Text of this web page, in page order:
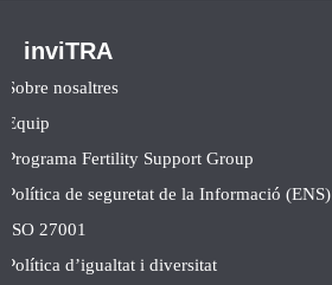
inviTRA
Sobre nosaltres
Equip
Programa Fertility Support Group
Política de seguretat de la Informació (ENS)
ISO 27001
Política d’igualtat i diversitat